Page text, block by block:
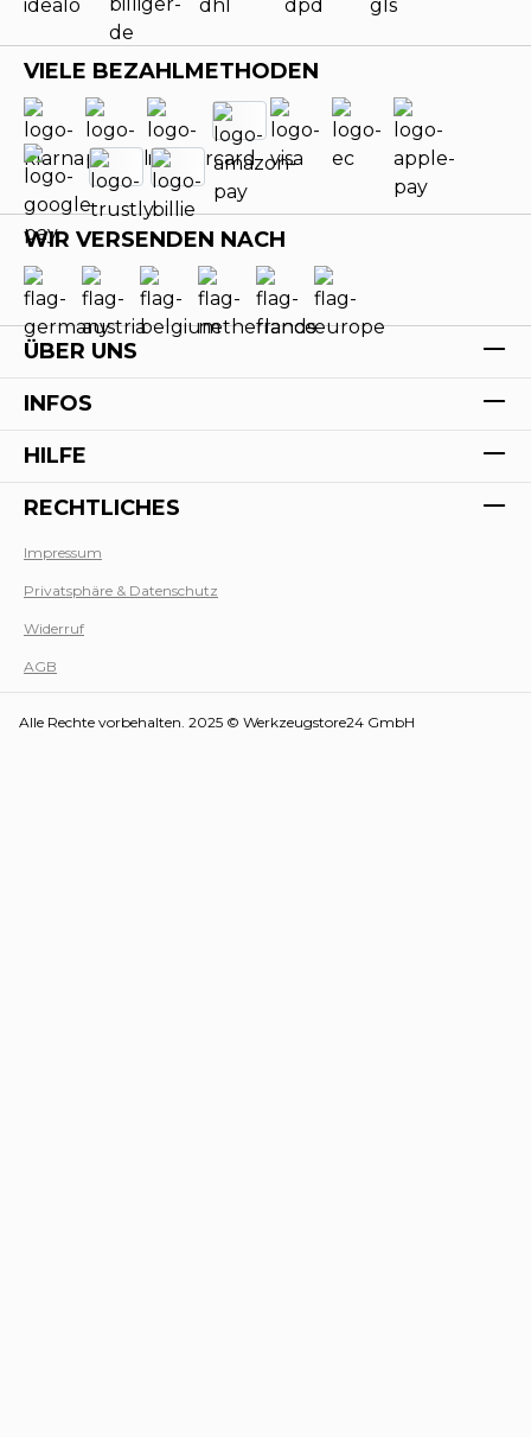
VIELE BEZAHLMETHODEN
WIR VERSENDEN NACH
ÜBER UNS
INFOS
HILFE
RECHTLICHES
Impressum
Privatsphäre & Datenschutz
Widerruf
AGB
Alle Rechte vorbehalten. 2025 © Werkzeugstore24 GmbH